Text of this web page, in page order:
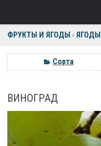
Ягоды
Виноград
Крыжовник
ФРУКТЫ И ЯГОДЫ »ЯГОДЫ
Сорта
ВИНОГРАД